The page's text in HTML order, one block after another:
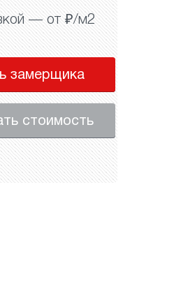
— от ₽/м2
замерщика
стоимость